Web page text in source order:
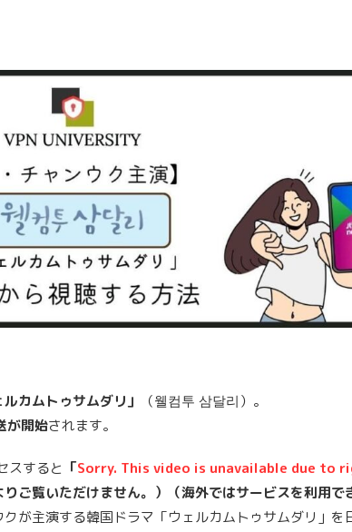
ルカムトゥサムダリ」
（웰컴투 삼달리）。
が開始されます。
スすると 「Sorry. This video is unavailable due
ご覧いただけません。）（海外ではサービスを利用で
が主演する韓国ドラマ「ウェルカムトゥサムダリ」